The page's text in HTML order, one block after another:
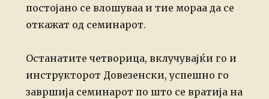
постојано се влошуваа и тие мораа да се
откажат од семинарот.
Останатите четворица, вклучувајќи го и
инструкторот Довезенски, успешно го
завршијасеминарот по што се вратија на